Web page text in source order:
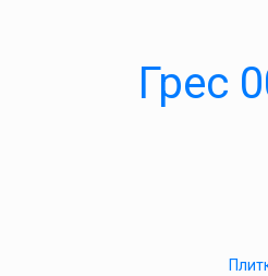
Грес